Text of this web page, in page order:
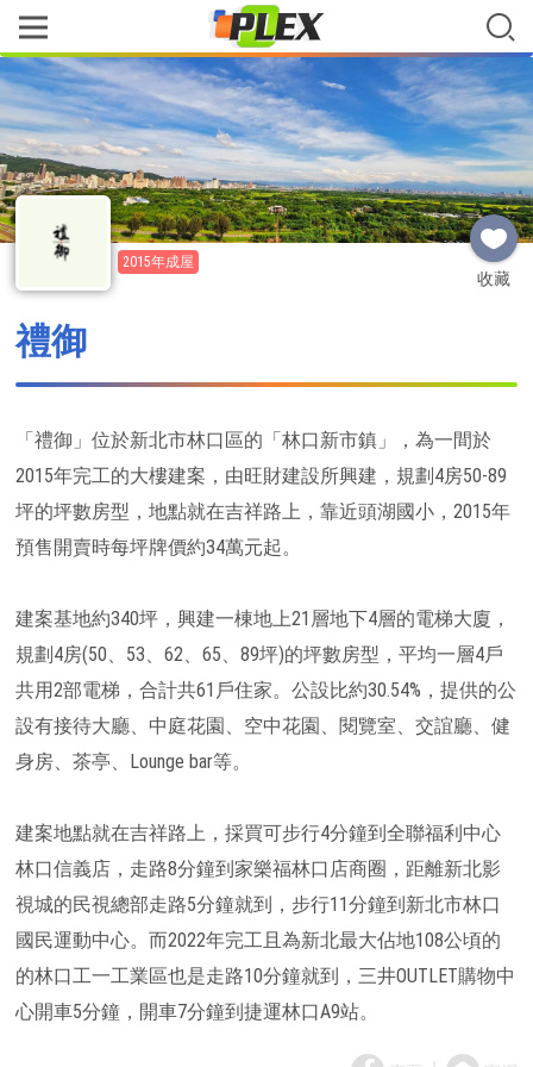
收藏
2015年成屋
禮御
「禮御」位於新北市林口區的「林口新市鎮」，為一間於
2015年完工的大樓建案，由旺財建設所興建，規劃4房50-89
坪的坪數房型，地點就在吉祥路上，靠近頭湖國小，2015年
預售開賣時每坪牌價約34萬元起。
建案基地約340坪，興建一棟地上21層地下4層的電梯大廈，
規劃4房(50、53、62、65、89坪)的坪數房型，平均一層4戶
共用2部電梯，合計共61戶住家。公設比約30.54%，提供的公
設有接待大廳、中庭花園、空中花園、閱覽室、交誼廳、健
身房、茶亭、Lounge bar等。
建案地點就在吉祥路上，採買可步行4分鐘到全聯福利中心
林口信義店，走路8分鐘到家樂福林口店商圈，距離新北影
視城的民視總部走路5分鐘就到，步行11分鐘到新北市林口
國民運動中心。而2022年完工且為新北最大佔地108公頃的
的林口工一工業區也是走路10分鐘就到，三井OUTLET購物中
心開車5分鐘，開車7分鐘到捷運林口A9站。